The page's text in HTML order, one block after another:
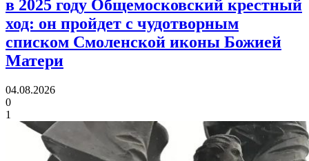
в 2025 году Общемосковский крестный
ход: он пройдет с чудотворным
списком Смоленской иконы Божией
Матери
04.08.2026
0
1